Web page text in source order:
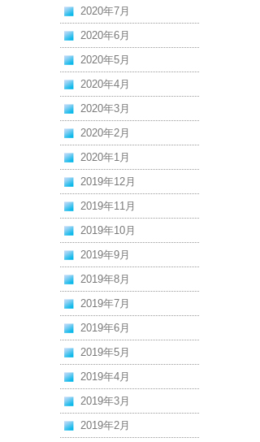
2020年7月
2020年6月
2020年5月
2020年4月
2020年3月
2020年2月
2020年1月
2019年12月
2019年11月
2019年10月
2019年9月
2019年8月
2019年7月
2019年6月
2019年5月
2019年4月
2019年3月
2019年2月